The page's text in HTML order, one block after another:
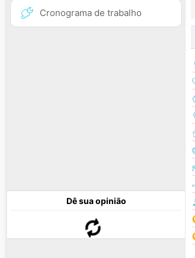
Cronograma de trabalho
Dê sua opinião